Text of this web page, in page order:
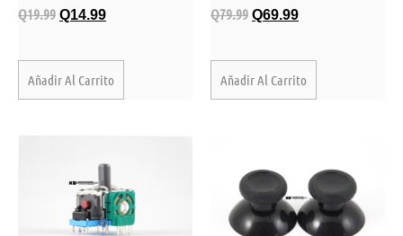
Q19.99 Q14.99
Añadir Al Carrito
Q79.99 Q69.99
Añadir Al Carrito